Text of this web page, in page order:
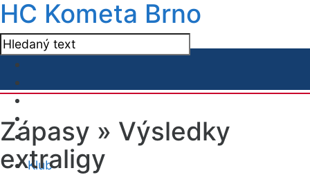
HC Kometa Brno
Klub
Zápasy » Výsledky
extraligy